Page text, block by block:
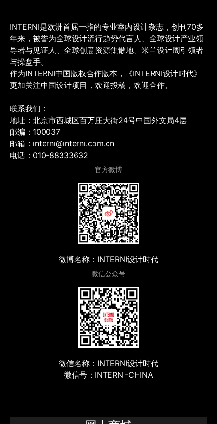
INTERNI是欧洲首屈一指的专业室内设计杂志，创刊70多
年来，被誉为全球设计流行趋势代言人、全球设计产业领
导者与见证人、全球创意资源集散地、米兰设计周引领者
与操盘手。
作为INTERNI中国版权合作版本，《INTERNI设计时代》
更加关注中国设计项目，欢迎投稿，欢迎合作。
联系我们：
地址：北京市西城区百万庄大街24号中国外文局4层
邮编：100037
邮箱：interni@interni.com.cn
电话：010-88333632
官方微博
微博名称：INTERNI设计时代
微信公众号
微信名称：INTERNI设计时代
微信号：INTERNI-CHINA